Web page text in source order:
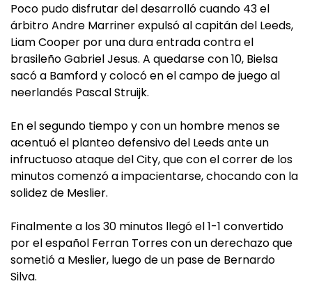
Poco pudo disfrutar del desarrolló cuando 43 el
árbitro Andre Marriner expulsó al capitán del Leeds,
Liam Cooper por una dura entrada contra el
brasileño Gabriel Jesus. A quedarse con 10, Bielsa
sacó a Bamford y colocó en el campo de juego al
neerlandés Pascal Struijk.
En el segundo tiempo y con un hombre menos se
acentuó el planteo defensivo del Leeds ante un
infructuoso ataque del City, que con el correr de los
minutos comenzó a impacientarse, chocando con la
solidez de Meslier.
Finalmente a los 30 minutos llegó el 1-1 convertido
por el español Ferran Torres con un derechazo que
sometió a Meslier, luego de un pase de Bernardo
Silva.